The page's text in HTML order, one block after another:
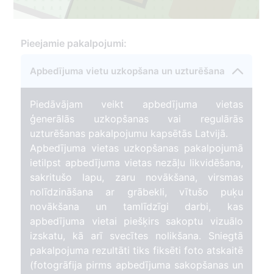
Pieejamie pakalpojumi:
Apbedījuma vietu uzkopšana un uzturēšana
Piedāvājam veikt apbedījuma vietas
ģenerālās uzkopšanas vai regulārās
uzturēšanas pakalpojumu kapsētās Latvijā.
Apbedījuma vietas uzkopšanas pakalpojumā
ietilpst apbedījuma vietas nezāļu likvidēšana,
sakritušo lapu, zaru novākšana, virsmas
nolīdzināšana ar grābekli, vītušo puķu
novākšana un tamlīdzīgi darbi, kas
apbedījuma vietai piešķirs sakoptu vizuālo
izskatu, kā arī svecītes nolikšana. Sniegtā
pakalpojuma rezultāti tiks fiksēti foto atskaitē
(fotogrāfija pirms apbedījuma sakopšanas un